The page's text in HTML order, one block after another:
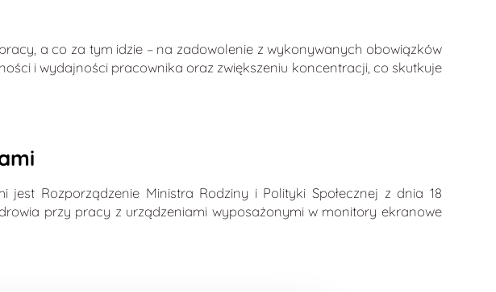
a co za tym idzie – na zadowolenie z wykonywanych obowiązków
i wydajności pracownika oraz zwiększeniu koncentracji, co skutkuje
Rozporządzenie Ministra Rodziny i Polityki Społecznej z dnia 18
przy pracy z urządzeniami wyposażonymi w monitory ekranowe